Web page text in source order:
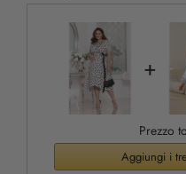
+
Prezzo
Aggiungi i